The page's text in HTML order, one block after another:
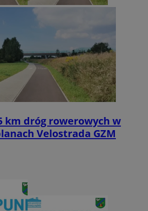
km dróg rowerowych w
Velostrada GZM